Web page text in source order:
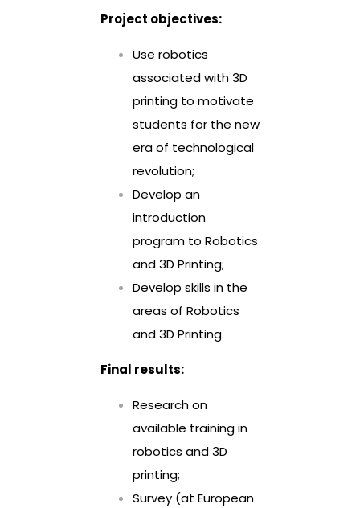
Project objectives:
Use robotics
associated with 3D
printing to motivate
students for the new
era of technological
revolution;
Develop an
introduction
program to Robotics
and 3D Printing;
Develop skills in the
areas of Robotics
and 3D Printing.
Final results:
Research on
available training in
robotics and 3D
printing;
Survey (at European